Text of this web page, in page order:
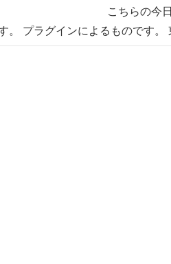
こちらの今
。 プラグインによるものです。